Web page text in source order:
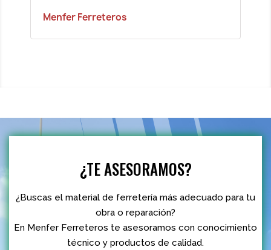
Menfer Ferreteros
¿TE ASESORAMOS?
¿Buscas el material de ferretería más adecuado para tu
obra o reparación?
En Menfer Ferreteros te asesoramos con conocimiento
técnico y productos de calidad.